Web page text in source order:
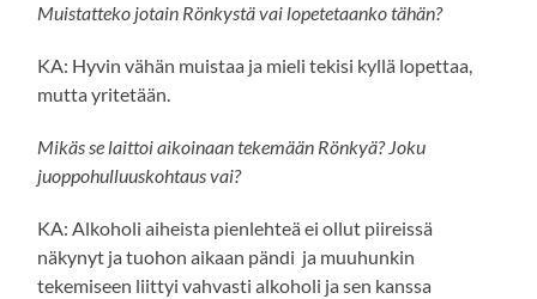
Muistatteko jotain Rönkystä vai lopetetaanko tähän?
KA: Hyvin vähän muistaa ja mieli tekisi kyllä lopettaa,
mutta yritetään.
Mikäs se laittoi aikoinaan tekemään Rönkyä? Joku
juoppohulluuskohtaus vai?
KA: Alkoholi aiheista pienlehteä ei ollut piireissä
näkynyt ja tuohon aikaan pändi ja muuhunkin
tekemiseen liittyi vahvasti alkoholi ja sen kanssa